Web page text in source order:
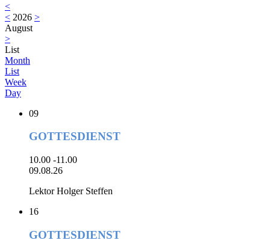
<
< 2026 >
August
>
List
Month
List
Week
Day
09
GOTTESDIENST
10.00 -11.00
09.08.26
Lektor Holger Steffen
16
GOTTESDIENST